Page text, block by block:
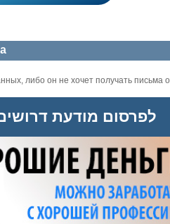
либо он не хочет получать письма
לפרסום מודעת דרושים: טל.